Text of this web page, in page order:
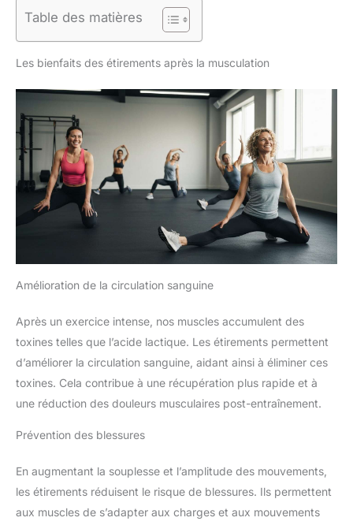
Table des matières
Les bienfaits des étirements après la musculation
Amélioration de la circulation sanguine
Après un exercice intense, nos muscles accumulent des
toxines telles que l’acide lactique. Les étirements permettent
d’améliorer la circulation sanguine, aidant ainsi à éliminer ces
toxines. Cela contribue à une récupération plus rapide et à
une réduction des douleurs musculaires post-entraînement.
Prévention des blessures
En augmentant la souplesse et l’amplitude des mouvements,
les étirements réduisent le risque de blessures. Ils permettent
aux muscles de s’adapter aux charges et aux mouvements